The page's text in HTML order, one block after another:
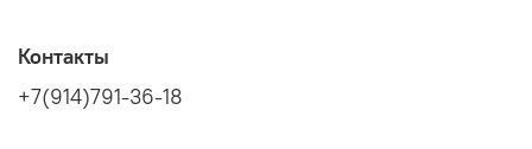
Контакты
+7(914)791-36-18